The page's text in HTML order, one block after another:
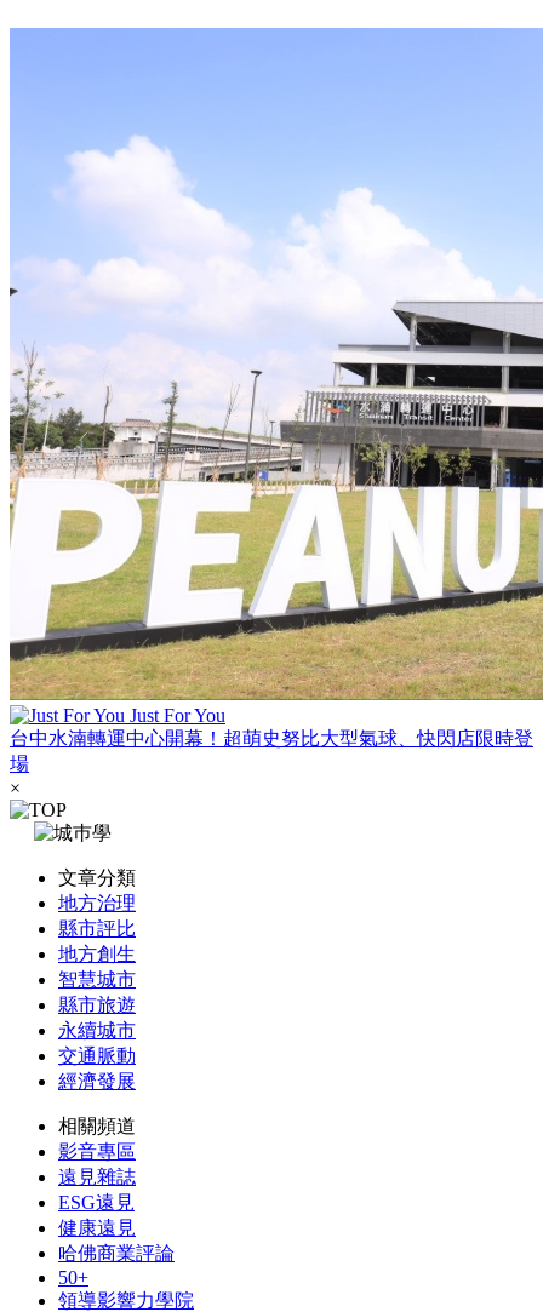
Just For You
台中水湳轉運中心開幕！超萌史努比大型氣球、快閃店限時登
場
×
文章分類
地方治理
縣市評比
地方創生
智慧城市
縣市旅遊
永續城市
交通脈動
經濟發展
相關頻道
影音專區
遠見雜誌
ESG遠見
健康遠見
哈佛商業評論
50+
領導影響力學院